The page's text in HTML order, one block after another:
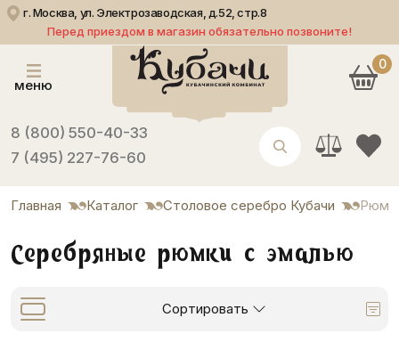
г. Москва, ул. Электрозаводская, д.52, стр.8
Перед приездом в магазин обязательно позвоните!
меню
8 (800) 550-40-33
7 (495) 227-76-60
0
Главная Каталог Столовое серебро Кубачи
Серебряные рюмки с эмалью
Сортировать